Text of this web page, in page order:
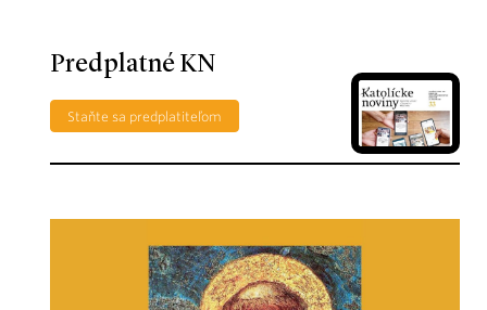
Predplatné KN
Staňte sa predplatiteľom